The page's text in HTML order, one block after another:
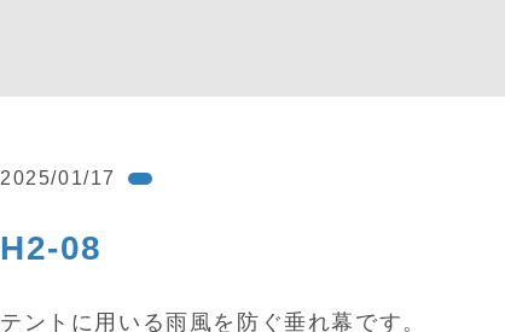
2025/01/17
H2-08
テントに用いる雨風を防ぐ垂れ幕です。